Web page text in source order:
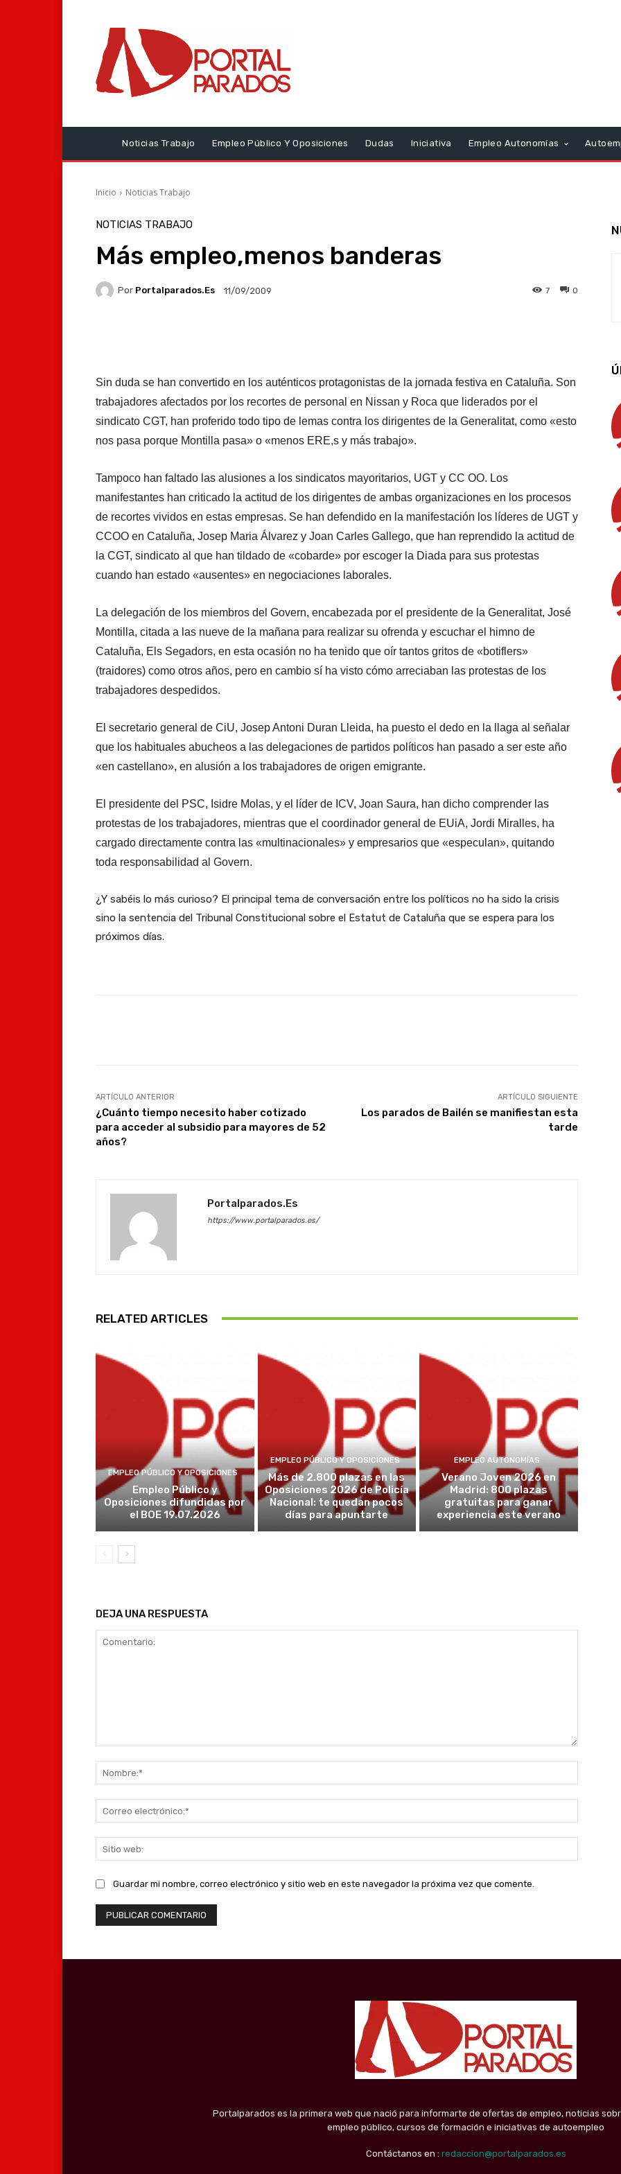
Noticias Trabajo Empleo Público Y Oposiciones Dudas Iniciativa Empleo Autonomías
Inicio Noticias Trabajo
NOTICIAS TRABAJO
Más empleo,menos banderas
Por Portalparados.es 11/09/2009 0
7
Sin duda se han convertido en los auténticos protagonistas de la jornada festiva en Cataluña. Son
trabajadores afectados por los recortes de personal en Nissan y Roca que liderados por el
sindicato CGT, han proferido todo tipo de lemas contra los dirigentes de la Generalitat, como «esto
nos pasa porque Montilla pasa» o «menos ERE,s y más trabajo».
Tampoco han faltado las alusiones a los sindicatos mayoritarios, UGT y CC OO. Los
manifestantes han criticado la actitud de los dirigentes de ambas organizaciones en los procesos
de recortes vividos en estas empresas. Se han defendido en la manifestación los líderes de UGT y
CCOO en Cataluña, Josep Maria Álvarez y Joan Carles Gallego, que han reprendido la actitud de
la CGT, sindicato al que han tildado de «cobarde» por escoger la Diada para sus protestas
cuando han estado «ausentes» en negociaciones laborales.
La delegación de los miembros del Govern, encabezada por el presidente de la Generalitat, José
Montilla, citada a las nueve de la mañana para realizar su ofrenda y escuchar el himno de
Cataluña, Els Segadors, en esta ocasión no ha tenido que oír tantos gritos de «botiflers»
(traidores) como otros años, pero en cambio sí ha visto cómo arreciaban las protestas de los
trabajadores despedidos.
El secretario general de CiU, Josep Antoni Duran Lleida, ha puesto el dedo en la llaga al señalar
que los habituales abucheos a las delegaciones de partidos políticos han pasado a ser este año
«en castellano», en alusión a los trabajadores de origen emigrante.
El presidente del PSC, Isidre Molas, y el líder de ICV, Joan Saura, han dicho comprender las
protestas de los trabajadores, mientras que el coordinador general de EUiA, Jordi Miralles, ha
cargado directamente contra las «multinacionales» y empresarios que «especulan», quitando
toda responsabilidad al Govern.
¿Y sabéis lo más curioso? El principal tema de conversación entre los políticos no ha sido la crisis
sino la sentencia del Tribunal Constitucional sobre el Estatut de Cataluña que se espera para los
próximos días.
ARTÍCULO ANTERIOR
¿Cuánto tiempo necesito haber cotizado
para acceder al subsidio para mayores de 52
años?
ARTÍCULO SIGUIENTE
Los parados de Bailén se manifiestan esta
tarde
Portalparados.es
https://www.portalparados.es/
RELATED ARTICLES
EMPLEO PÚBLICO Y OPOSICIONES
Empleo Público y
Oposiciones difundidas por
el BOE 19.07.2026
EMPLEO PÚBLICO Y OPOSICIONES
Más de 2.800 plazas en las
Oposiciones 2026 de Policía
Nacional: te quedan pocos
días para apuntarte
EMPLEO AUTONOMÍAS
Verano Joven 2026 en
Madrid: 800 plazas
gratuitas para ganar
experiencia este verano
DEJA UNA RESPUESTA
web:
Guardar mi nombre, correo electrónico y sitio web en este navegador la próxima vez que comente.
Portalparados es la primera web que nació para informarte de ofertas de empleo, noticias
empleo público, cursos de formación e iniciativas de autoempleo
Contáctanos en : redaccion@portalparados.es